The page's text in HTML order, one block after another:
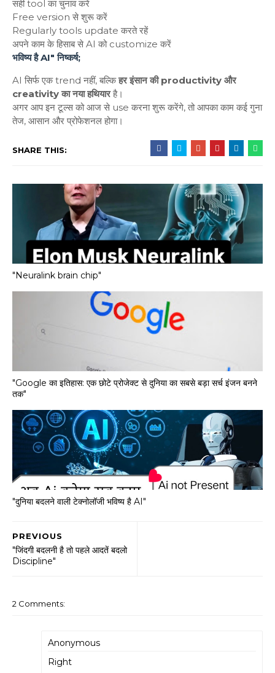
सही tool का चुनाव करें
Free version से शुरू करें
Regularly tools update करते रहें
अपने काम के हिसाब से AI को customize करें
भविष्य है AI" निष्कर्ष;
AI सिर्फ एक trend नहीं, बल्किहर इंसान की productivity और
creativity का नया हथियारहै।
अगर आप इन टूल्स को आज से use करना शुरू करेंगे, तो आपका काम कई गुना
तेज, आसान और प्रोफेशनल होगा।
SHARE THIS:
"Neuralink brain chip"
"Google का इतिहास: एक छोटे प्रोजेक्ट से दुनिया का सबसे बड़ा सर्च इंजन बनने
तक"
"दुनिया बदलने वाली टेक्नोलॉजी भविष्य है AI"
PREVIOUS
"जिंदगी बदलनी है तो पहले आदतें बदलो
Discipline"
2 Comments:
Anonymous
Right